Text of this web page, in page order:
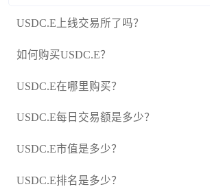
USDC.E上线交易所了吗？
如何购买USDC.E？
USDC.E在哪里购买？
USDC.E每日交易额是多少？
USDC.E市值是多少？
USDC.E排名是多少？